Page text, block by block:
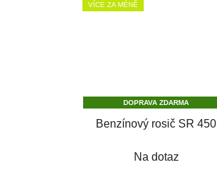
VÍCE ZA MÉNĚ
DOPRAVA ZDARMA
Benzínový rosič SR 450
Na dotaz